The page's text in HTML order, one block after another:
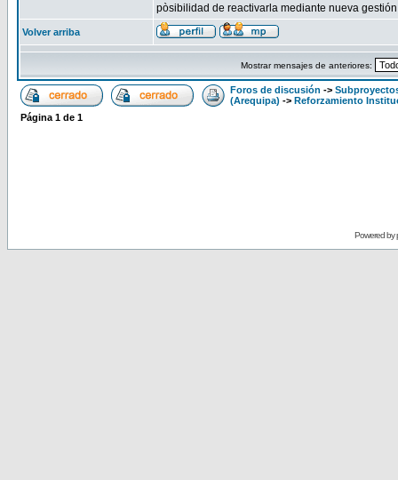
pòsibilidad de reactivarla mediante nueva
Volver arriba
Mostrar mensajes de anteriores:
Foros de discusión ->
(Arequipa) -> Reforzamiento
Página 1 de 1
Powered by